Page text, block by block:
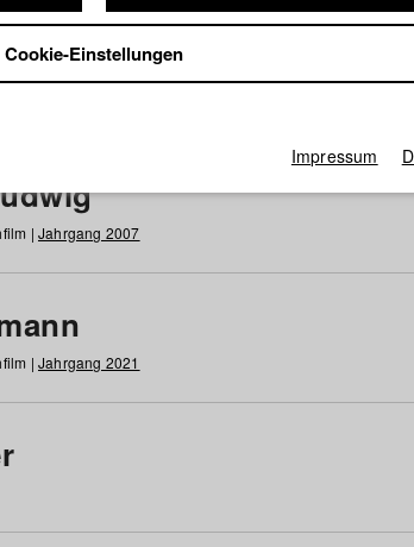
o p q r s t u v w x y z Alle
| Jahrgang 2007
| Jahrgang 2021
Cookie-Einstellungen
Impressum